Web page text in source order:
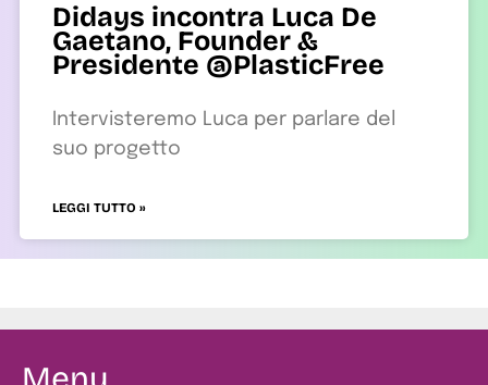
Didays incontra Luca De
Gaetano, Founder &
Presidente @PlasticFree
Intervisteremo Luca per parlare del
suo progetto
LEGGI TUTTO »